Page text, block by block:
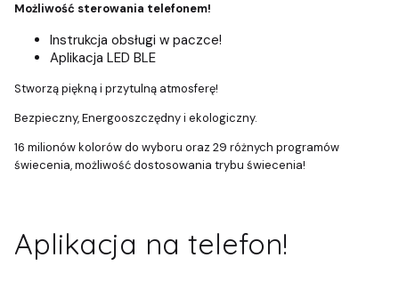
Możliwość sterowania telefonem!
Instrukcja obsługi w paczce!
Aplikacja LED BLE
Stworzą piękną i przytulną atmosferę!
Bezpieczny, Energooszczędny i ekologiczny.
16 milionów kolorów do wyboru oraz 29 różnych programów
świecenia, możliwość dostosowania trybu świecenia!
Aplikacja na telefon!